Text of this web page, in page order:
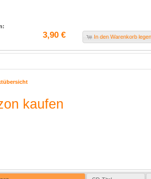
3,90 € In den Warenkorb
kaufen